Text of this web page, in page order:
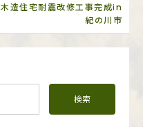
木造住宅耐震改修工事完成in
紀の川市